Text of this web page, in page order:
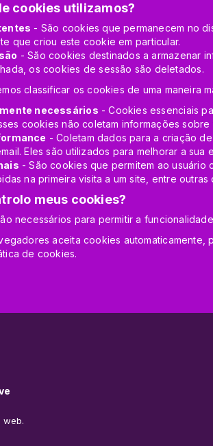
cookies utilizamos?
- São cookies que permanecem no
que criou este cookie em particular.
- São cookies destinados a armazenar
os cookies de sessão são deletados.
classificar os cookies de uma maneira
necessários - Cookies essenciais
cookies não coletam informações
- Coletam dados para a criação
Eles são utilizados para melhorar a sua
- São cookies que permitem ao usuário
na primeira visita a um site, entre outras
meus cookies?
necessários para permitir a
aceita cookies
de cookies.
web.